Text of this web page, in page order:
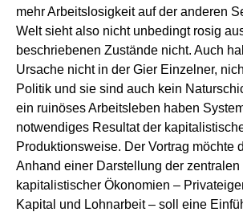
mehr Arbeitslosigkeit auf der anderen
Welt sieht also nicht unbedingt rosig
beschriebenen Zustände nicht. Auch
Ursache nicht in der Gier Einzelner,
Politik und sie sind auch kein
ein ruinöses Arbeitsleben haben
notwendiges Resultat der
Produktionsweise. Der Vortrag möchte
Anhand einer Darstellung der
kapitalistischer Ökonomien –
Kapital und Lohnarbeit – soll eine